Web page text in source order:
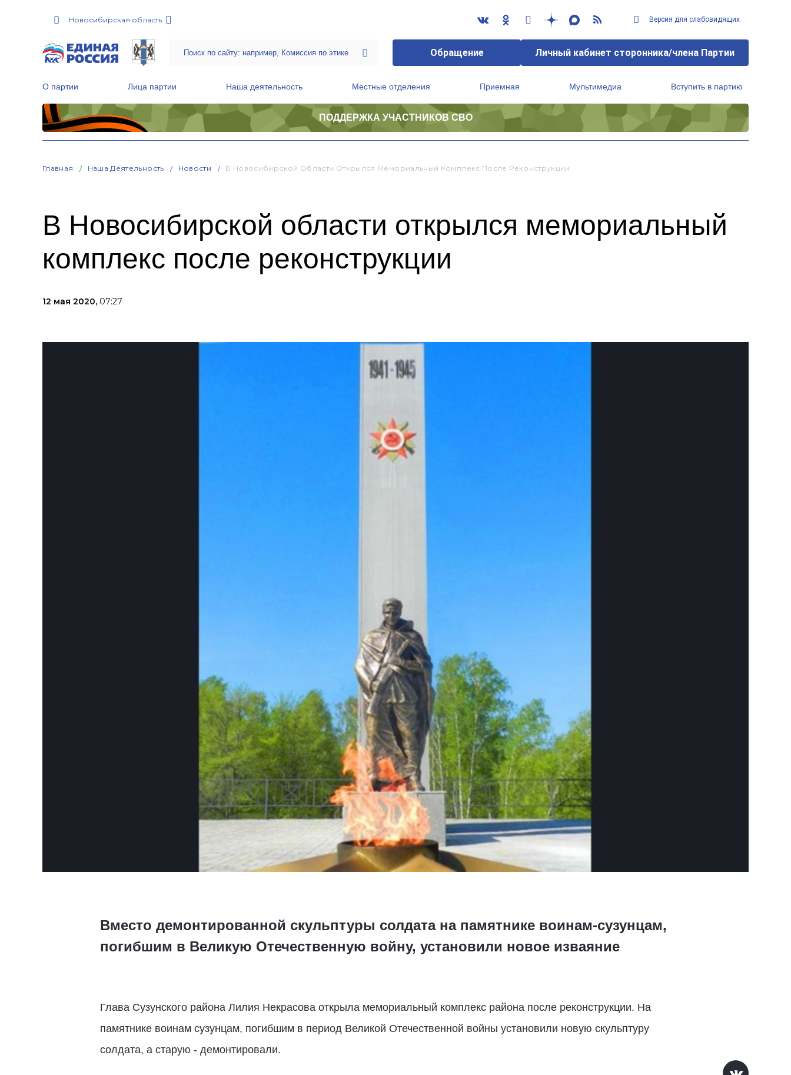
Новосибирская область Версия для слабовидящих
Обращение Личный кабинет сторонника/члена Партии
О партии Лица партии Наша деятельность Местные отделения Приемная Мультимедиа Вступить в партию
ПОДДЕРЖКА УЧАСТНИКОВ СВО
Главная Наша Деятельность Новости В Новосибирской Области Открылся Мемориальный Комплекс После Реконструкции
В Новосибирской области открылся мемориальный
комплекс после реконструкции
12 мая 2020, 07:27
Вместо демонтированной скульптуры солдата на памятнике воинам-сузунцам,
погибшим в Великую Отечественную войну, установили новое изваяние
Глава Сузунского района Лилия Некрасова открыла мемориальный комплекс района после реконструкции. На
памятнике воинам сузунцам, погибшим в период Великой Отечественной войны установили новую скульптуру
солдата, а старую - демонтировали.